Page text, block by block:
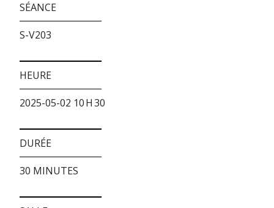
SÉANCE
S-V203
HEURE
2025-05-02 10 H 30
DURÉE
30 MINUTES